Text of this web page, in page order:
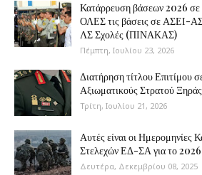
Κατάρρευση βάσεων 2026
ΟΛΕΣ τις βάσεις σε ΑΣΕΙ-
ΛΣ Σχολές (ΠΙΝΑΚΑΣ)
Πέμπτη, Ιουλίου 23, 2026
Διατήρηση τίτλου Επιτίμου
Αξιωματικούς Στρατού
Τρίτη, Ιουλίου 21, 2026
Αυτές είναι οι Ημερομηνίες
Στελεχών ΕΔ-ΣΑ για το
Δευτέρα, Δεκεμβρίου 08, 2025